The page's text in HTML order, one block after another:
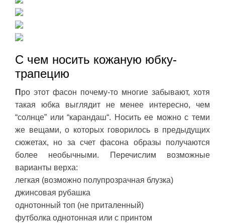
С чем носить кожаную юбку-
трапецию
П ро этот фасон почему-то многие забывают, хотя
такая юбка выглядит не менее интересно, чем
“солнце” или “карандаш“. Носить ее можно с теми
же вещами, о которых говорилось в предыдущих
сюжетах, но за счет фасона образы получаются
более необычными. Перечислим возможные
варианты верха:
легкая (возможно полупрозрачная блузка)
джинсовая рубашка
однотонный топ (не приталенный)
футболка однотонная или с принтом